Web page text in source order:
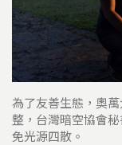
為了友善生態，奧
整，台灣暗空協會
免光源四散。